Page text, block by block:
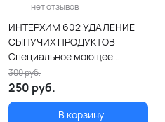
нет отзывов
ИНТЕРХИМ 602 УДАЛЕНИЕ
СЫПУЧИХ ПРОДУКТОВ
Специальное моющее
средство 1000 мл
250 руб.
300руб.
В корзину